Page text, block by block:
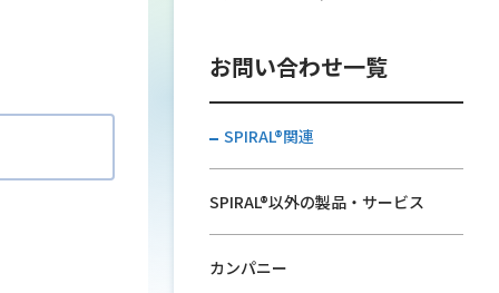
お問い合わせ一覧
SPIRAL®関連
SPIRAL®以外の製品・サービス
カンパニー